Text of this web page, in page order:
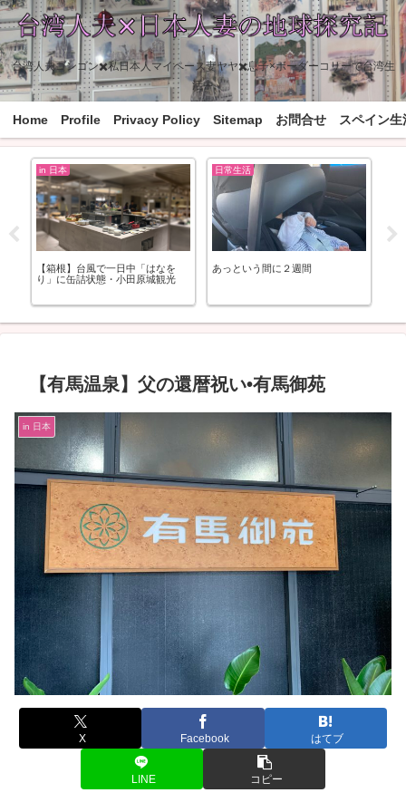
台湾人夫ゴンゴン✖️私日本人マイペース妻ヤヤ✖️息子×ボーダーコリーで台湾生
活中
Home Profile Privacy Policy Sitemap お問合せ スペイン生
in 日本
【箱根】台風で一日中「はなを
り」に缶詰状態・小田原城観光
日常生活
あっという間に２週間
【有馬温泉】父の還暦祝い•有馬御苑
in 日本
X Facebook はてブ
LINE コピー